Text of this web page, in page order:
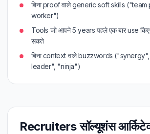
बिना proof वाले generic soft skills
worker")
Tools जो आपने 5 years पहले एक बार use
सकते
बिना context वाले buzzwords
leader", "ninja")
Recruiters सॉल्यूशंस